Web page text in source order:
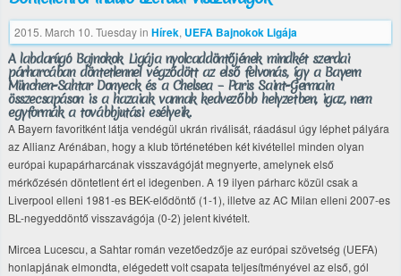
2015. March 10. Tuesdayin Hírek, UEFA Bajnokok Ligája
A labdarúgó Bajnokok Ligája nyolcaddöntőjének mindkét szerdai
párharcában döntetlennel végződött az első felvonás, így a Bayern
München-Sahtar Donyeck és a Chelsea – Paris Saint-Germain
összecsapáson is a hazaiak vannak kedvezőbb helyzetben, igaz, nem
egyformák a továbbjutási esélyeik.
A Bayern favoritként látja vendégül ukrán riválisát, ráadásul úgy léphet pályára
az Allianz Arénában, hogy a klub történetében két kivétellel minden olyan
európai kupapárharcának visszavágóját megnyerte, amelynek első
mérkőzésén döntetlent ért el idegenben. A 19 ilyen párharc közül csak a
Liverpool elleni 1981-es BEK-elődöntő (1-1), illetve az AC Milan elleni 2007-es
BL-negyeddöntő visszavágója (0-2) jelent kivételt.
Mircea Lucescu, a Sahtar román vezetőedzője az európai szövetség (UEFA)
honlapjának elmondta, elégedett volt csapata teljesítményével az első, gól